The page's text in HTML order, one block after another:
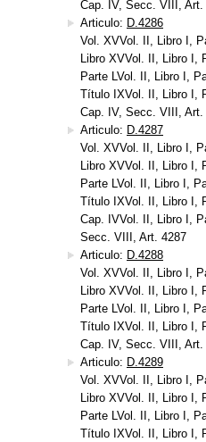
Cap. IV, Secc. VIII, Art.
Articulo: D.4286
Vol. XVVol. II, Libro I,
Libro XVVol. II, Libro I,
Parte LVol. II, Libro I,
Título IXVol. II, Libro I,
Cap. IV, Secc. VIII, Art.
Articulo: D.4287
Vol. XVVol. II, Libro I,
Libro XVVol. II, Libro I,
Parte LVol. II, Libro I,
Título IXVol. II, Libro I,
Cap. IVVol. II, Libro I,
Secc. VIII, Art. 4287
Articulo: D.4288
Vol. XVVol. II, Libro I,
Libro XVVol. II, Libro I,
Parte LVol. II, Libro I,
Título IXVol. II, Libro I,
Cap. IV, Secc. VIII, Art.
Articulo: D.4289
Vol. XVVol. II, Libro I,
Libro XVVol. II, Libro I,
Parte LVol. II, Libro I,
Título IXVol. II, Libro I,